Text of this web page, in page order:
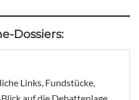
Dossiers:
Links, Fundstücke,